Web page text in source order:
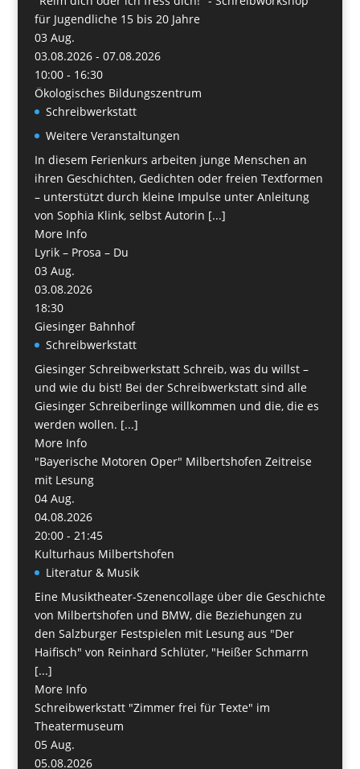
für Jugendliche 15 bis 20 Jahre
03 Aug.
03.08.2026 - 07.08.2026
10:00 - 16:30
Ökologisches Bildungszentrum
Schreibwerkstatt
Weitere Veranstaltungen
In diesem Ferienkurs arbeiten junge Menschen an
ihren Geschichten, Gedichten oder freien Textformen
– unterstützt durch kleine Impulse unter Anleitung
von Sophia Klink, selbst Autorin [...]
More Info
Lyrik – Prosa – Du
03 Aug.
03.08.2026
18:30
Giesinger Bahnhof
Schreibwerkstatt
Giesinger Schreibwerkstatt Schreib, was du willst –
und wie du bist! Bei der Schreibwerkstatt sind alle
Giesinger Schreiberlinge willkommen und die, die es
werden wollen. [...]
More Info
"Bayerische Motoren Oper" Milbertshofen Zeitreise
mit Lesung
04 Aug.
04.08.2026
20:00 - 21:45
Kulturhaus Milbertshofen
Literatur & Musik
Eine Musiktheater-Szenencollage über die Geschichte
von Milbertshofen und BMW, die Beziehungen zu
den Salzburger Festspielen mit Lesung aus "Der
Haifisch" von Reinhard Schlüter, "Heißer Schmarrn
[...]
More Info
Schreibwerkstatt "Zimmer frei für Texte" im
Theatermuseum
05 Aug.
05.08.2026